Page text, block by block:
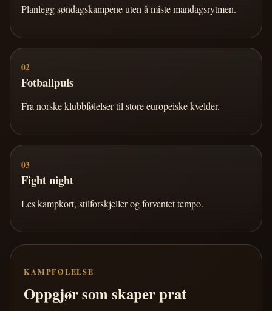
Planlegg søndagskampene uten å miste mandagsrytmen.
02
Fotballpuls
Fra norske klubbfølelser til store europeiske kvelder.
03
Fight night
Les kampkort, stilforskjeller og forventet tempo.
KAMPFØLELSE
Oppgjør som skaper prat